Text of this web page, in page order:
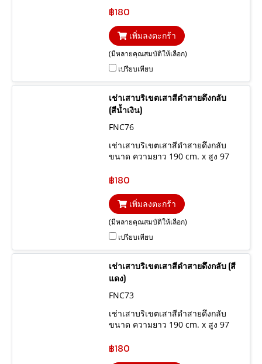
฿180
เพิ่มลงตะกร้า
(มีหลายคุณสมบัติให้เลือก)
เปรียบเทียบ
เช่าเสาบริเขตเสาสีดำสายดึงกลับ
(สีน้ำเงิน)
FNC76
เช่าเสาบริเขตเสาสีดำสายดึงกลับ
ขนาด ความยาว 190 cm. x สูง 97
฿180
เพิ่มลงตะกร้า
(มีหลายคุณสมบัติให้เลือก)
เปรียบเทียบ
เช่าเสาบริเขตเสาสีดำสายดึงกลับ (สี
แดง)
FNC73
เช่าเสาบริเขตเสาสีดำสายดึงกลับ
ขนาด ความยาว 190 cm. x สูง 97
฿180